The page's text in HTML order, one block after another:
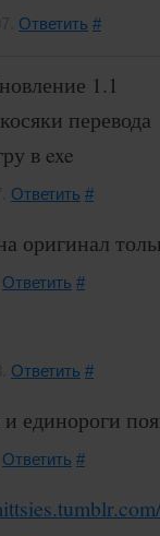
Ответить #
1.1
перевода
в exe
Ответить #
оригинал
Ответить #
Ответить #
единороги
Ответить #